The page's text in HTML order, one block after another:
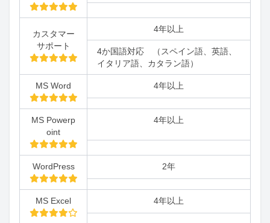
カスタマー
サポート
4年以上
4か国語対応 （スペイン語、英語、
イタリア語、カタラン語）
MS Word 4年以上
MS Powerp
oint
4年以上
WordPress 2年
MS Excel 4年以上